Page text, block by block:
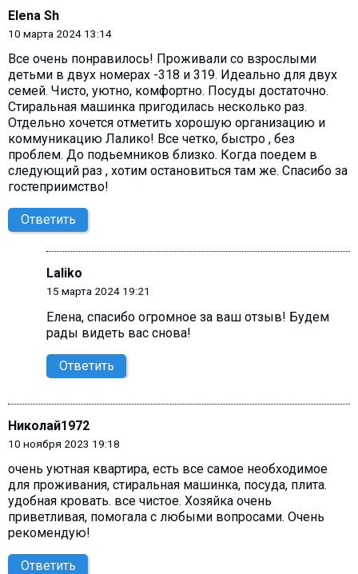
Elena Sh
10 марта 2024 13:14
Все очень понравилось! Проживали со взрослыми
детьми в двух номерах -318 и 319. Идеально для двух
семей. Чисто, уютно, комфортно. Посуды достаточно.
Стиральная машинка пригодилась несколько раз.
Отдельно хочется отметить хорошую организацию и
коммуникацию Лалико! Все четко, быстро , без
проблем. До подьемников близко. Когда поедем в
следующий раз , хотим остановиться там же. Спасибо за
гостеприимство!
Ответить
Laliko
15 марта 2024 19:21
Елена, cпасибо огромное за ваш отзыв! Будем
рады видеть вас снова!
Ответить
Николай1972
10 ноября 2023 19:18
очень уютная квартира, есть все самое необходимое
для проживания, стиральная машинка, посуда, плита.
удобная кровать. все чистое. Хозяйка очень
приветливая, помогала с любыми вопросами. Очень
рекомендую!
Ответить